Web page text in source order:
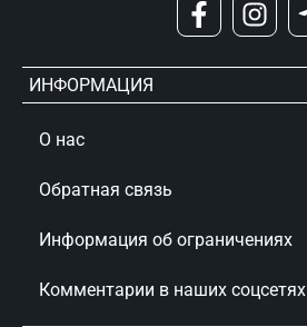
ИНФОРМАЦИЯ
О нас
Обратная связь
Информация об ограничениях
Комментарии в наших соцсетях